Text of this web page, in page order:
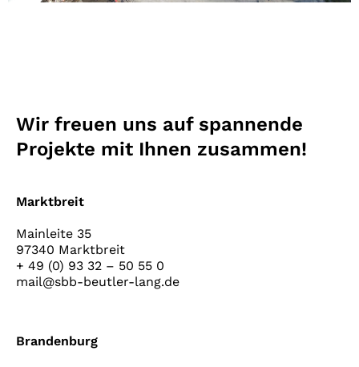
Wir freuen uns auf spannende
Projekte mit Ihnen zusammen!
Marktbreit
Mainleite 35
97340 Marktbreit
+ 49 (0) 93 32 – 50 55 0
mail@sbb-beutler-lang.de
Brandenburg